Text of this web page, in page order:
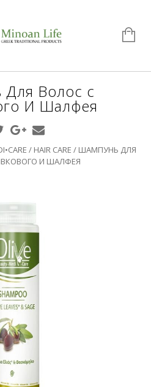
Волос с
И Шалфея
/ HAIR CARE / ШАМПУНЬ ДЛЯ
И ШАЛФЕЯ